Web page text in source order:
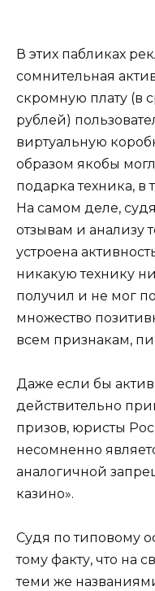
В этих пабликах
сомнительная
скромную плату (в
рублей)
виртуальную
образом якобы
подарка техника, в
На самом деле,
отзывам и анализу
устроена
никакую технику
получил и не мог
множество
всем признакам,
Даже если бы
действительно
призов, юристы
несомненно
аналогичной
казино».
Судя по типовому
тому факту, что на
теми же